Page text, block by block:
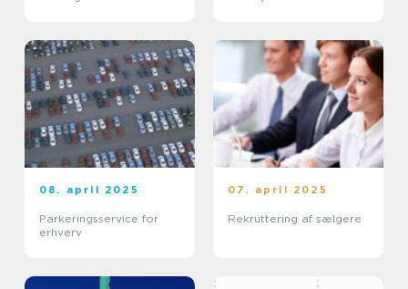
08. april 2025
Parkeringsservice for
erhverv
07. april 2025
Rekruttering af sælgere